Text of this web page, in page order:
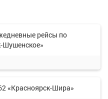
рейсы по
«Красноярск-Шира»